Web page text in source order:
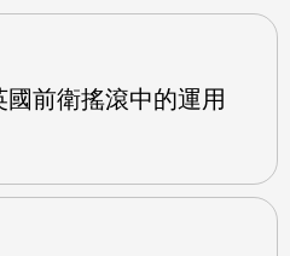
前衛搖滾中的運用